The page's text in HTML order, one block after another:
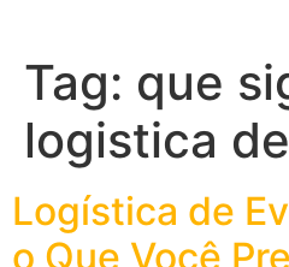
Tag: que
logistica
Logística de
o Que Você